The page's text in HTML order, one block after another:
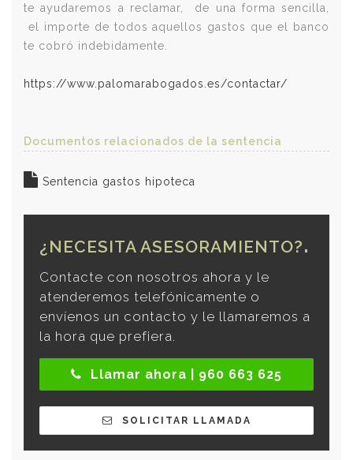
te ayudaremos a reclamar, de una forma sencilla,
el importe de todos aquellos gastos que el banco
te cobró indebidamente.
https://www.palomarabogados.es/contactar/
Documentos relacionados de la sentencia
Sentencia gastos hipoteca
¿NECESITA ASESORAMIENTO?
Contacte con nosotros ahora y le
atenderemos telefónicamente o
envíenos un contacto y le llamaremos a
la hora que prefiera.
Llamar ahora | 960 663 625
SOLICITAR LLAMADA